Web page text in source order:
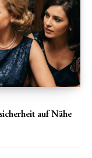
auf Nähe